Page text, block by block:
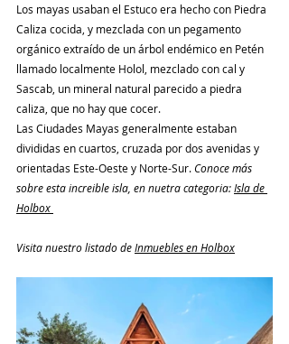
Los mayas usaban el Estuco era hecho con Piedra
Caliza cocida, y mezclada con un pegamento
orgánico extraído de un árbol endémico en Petén
llamado localmente Holol, mezclado con cal y
Sascab, un mineral natural parecido a piedra
caliza, que no hay que cocer.
Las Ciudades Mayas generalmente estaban
divididas en cuartos, cruzada por dos avenidas y
orientadas Este-Oeste y Norte-Sur. Conoce más
sobre esta increible isla, en nuetra categoria: Isla de
Holbox
Visita nuestro listado de Inmuebles en Holbox